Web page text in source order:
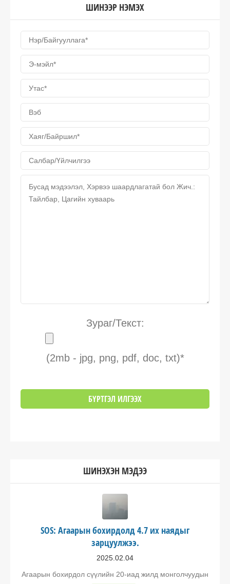
ШИНЭЭР НЭМЭХ
Зураг/Текст:
(2mb - jpg, png, pdf, doc, txt)*
ШИНЭХЭН МЭДЭЭ
SOS: Агаарын бохирдолд 4.7 их наядыг
зарцуулжээ.
2025.02.04
Агаарын бохирдол сүүлийн 20-иад жилд монголчуудын